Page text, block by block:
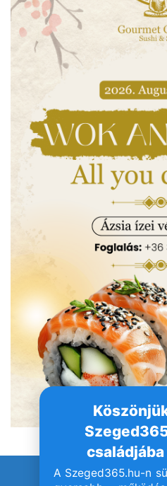
A Szeged365.hu-n
© Szeged365.hu I